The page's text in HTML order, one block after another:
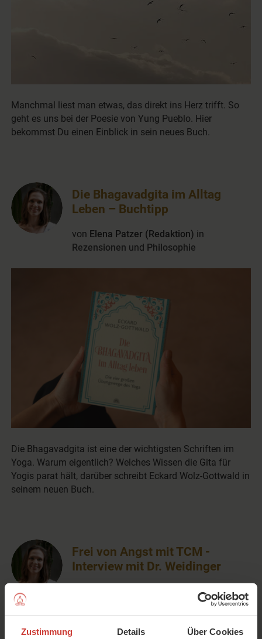
Zustimmung Details Über Cookies
Manchmal liest man etwas, das direkt ins Herz trifft. So
geht es uns bei der Poesie von Yung Pueblo. Hier
bekommst Du einen Einblick in sein neues Buch.
Die Bhagavadgita ist eine der wichtigsten Schriften im
Yoga. Warum eigentlich? Welches Wissen die Gita für
Yogis parat hält, darüber schreibt Eckard Wolz-Gottwald in
seinem neuen Buch.
Die Bhagavadgita im Alltag
Leben – Buchtipp
von Elena Patzer (Redaktion) in
Rezensionen und Philosophie
Frei von Angst mit TCM -
Interview mit Dr. Weidinger
in